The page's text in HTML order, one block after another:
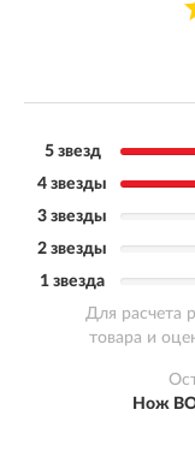
5 звезд
4 звезды
3 звезды
2 звезды
1 звезда
Для расчета
товара и
Нож